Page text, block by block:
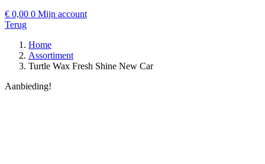
€ 0,00 0 Mijn account
Terug
Home
Assortiment
Turtle Wax Fresh Shine New Car
Aanbieding!